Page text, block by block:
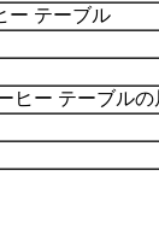
ー テーブル
ヒー テーブル